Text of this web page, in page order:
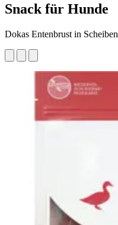
Snack für Hunde
Dokas Entenbrust in Scheiben